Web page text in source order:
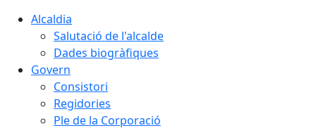
Alcaldia
Salutació de l'alcalde
Dades biogràfiques
Govern
Consistori
Regidories
Ple de la Corporació